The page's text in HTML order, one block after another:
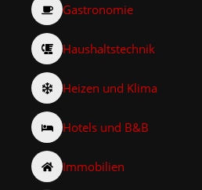
Gastronomie
Haushaltstechnik
Heizen und Klima
Hotels und B&B
Immobilien